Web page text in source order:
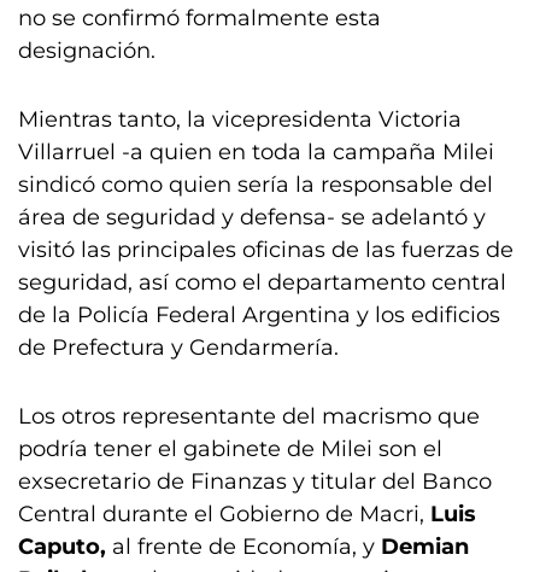
no se confirmó formalmente esta
designación.
Mientras tanto, la vicepresidenta Victoria
Villarruel -a quien en toda la campaña Milei
sindicó como quien sería la responsable del
área de seguridad y defensa- se adelantó y
visitó las principales oficinas de las fuerzas de
seguridad, así como el departamento central
de la Policía Federal Argentina y los edificios
de Prefectura y Gendarmería.
Los otros representante del macrismo que
podría tener el gabinete de Milei son el
exsecretario de Finanzas y titular del Banco
Central durante el Gobierno de Macri, Luis
Caputo, al frente de Economía, y Demian